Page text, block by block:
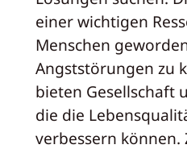
einer wichtigen
Menschen
Angststörungen zu
bieten Gesellschaft
die die
verbessern können.